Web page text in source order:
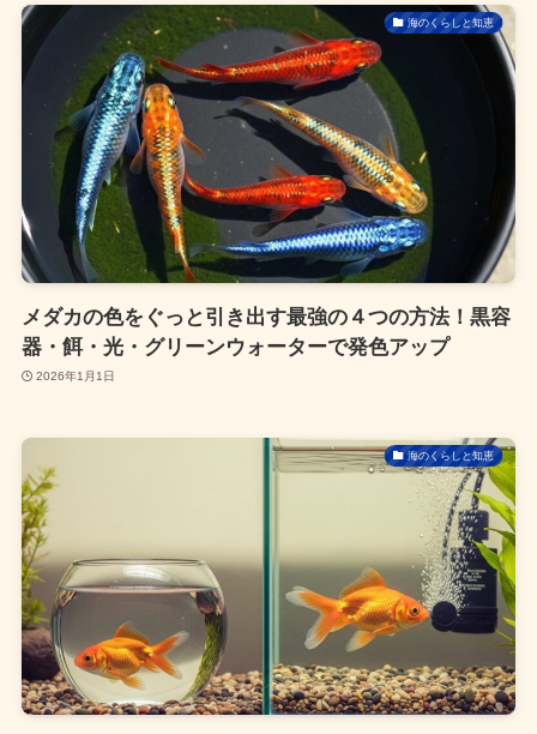
海のくらしと知恵
メダカの色をぐっと引き出す最強の４つの方法！黒容
器・餌・光・グリーンウォーターで発色アップ
2026年1月1日
海のくらしと知恵